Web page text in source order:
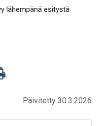
lähempänä esitystä
Päivitetty 30.3.2026